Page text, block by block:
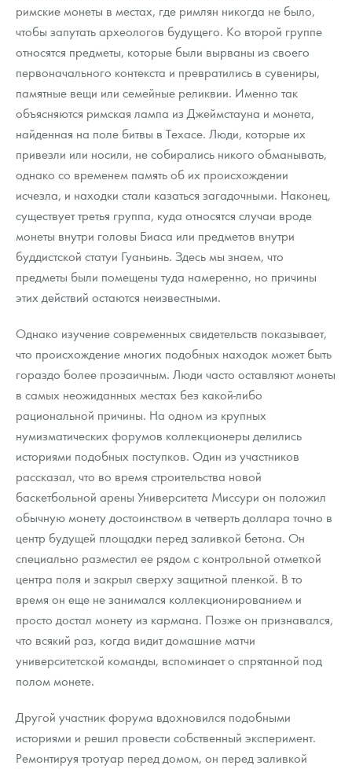
римские монеты в местах, где римлян никогда не было,
чтобы запутать археологов будущего. Ко второй группе
относятся предметы, которые были вырваны из своего
первоначального контекста и превратились в сувениры,
памятные вещи или семейные реликвии. Именно так
объясняются римская лампа из Джеймстауна и монета,
найденная на поле битвы в Техасе. Люди, которые их
привезли или носили, не собирались никого обманывать,
однако со временем память об их происхождении
исчезла, и находки стали казаться загадочными. Наконец,
существует третья группа, куда относятся случаи вроде
монеты внутри головы Биаса или предметов внутри
буддистской статуи Гуаньинь. Здесь мы знаем, что
предметы были помещены туда намеренно, но причины
этих действий остаются неизвестными.
Однако изучение современных свидетельств показывает,
что происхождение многих подобных находок может быть
гораздо более прозаичным. Люди часто оставляют монеты
в самых неожиданных местах без какой-либо
рациональной причины. На одном из крупных
нумизматических форумов коллекционеры делились
историями подобных поступков. Один из участников
рассказал, что во время строительства новой
баскетбольной арены Университета Миссури он положил
обычную монету достоинством в четверть доллара точно в
центр будущей площадки перед заливкой бетона. Он
специально разместил ее рядом с контрольной отметкой
центра поля и закрыл сверху защитной пленкой. В то
время он еще не занимался коллекционированием и
просто достал монету из кармана. Позже он признавался,
что всякий раз, когда видит домашние матчи
университетской команды, вспоминает о спрятанной под
полом монете.
Другой участник форума вдохновился подобными
историями и решил провести собственный эксперимент.
Ремонтируя тротуар перед домом, он перед заливкой